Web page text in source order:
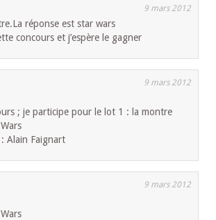
9 mars 2012
réponse est star wars
concours et j’espère le gagner
9 mars 2012
; je participe pour le lot 1 : la montre
: Alain Faignart
9 mars 2012